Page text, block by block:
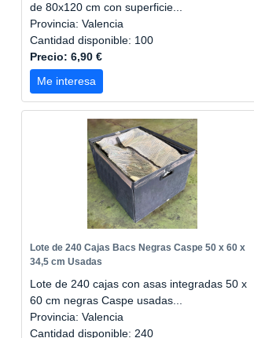
de 80x120 cm con superficie...
Provincia: Valencia
Cantidad disponible: 100
Precio: 6,90 €
Me interesa
Lote de 240 Cajas Bacs Negras Caspe 50 x 60 x
34,5 cm Usadas
Lote de 240 cajas con asas integradas 50 x
60 cm negras Caspe usadas...
Provincia: Valencia
Cantidad disponible: 240